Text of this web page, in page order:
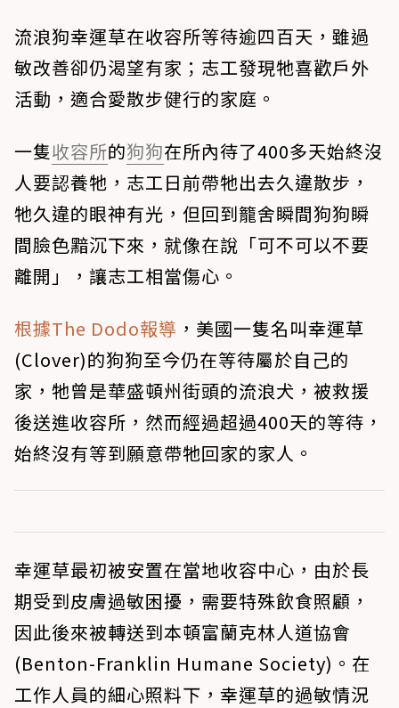
流浪狗幸運草在收容所等待逾四百天，雖過
敏改善卻仍渴望有家；志工發現牠喜歡戶外
活動，適合愛散步健行的家庭。
一隻收容所的狗狗在所內待了400多天始終沒
人要認養牠，志工日前帶牠出去久違散步，
牠久違的眼神有光，但回到籠舍瞬間狗狗瞬
間臉色黯沉下來，就像在說「可不可以不要
離開」，讓志工相當傷心。
根據The Dodo報導 ，美國一隻名叫幸運草
(Clover)的狗狗至今仍在等待屬於自己的
家，牠曾是華盛頓州街頭的流浪犬，被救援
後送進收容所，然而經過超過400天的等待，
始終沒有等到願意帶牠回家的家人。
幸運草最初被安置在當地收容中心，由於長
期受到皮膚過敏困擾，需要特殊飲食照顧，
因此後來被轉送到本頓富蘭克林人道協會
(Benton-Franklin Humane Society)。在
工作人員的細心照料下，幸運草的過敏情況